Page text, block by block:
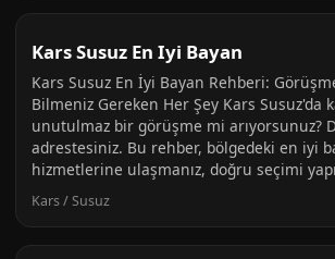
Kars Susuz En Iyi Bayan
Kars Susuz En İyi Bayan Rehberi:
Bilmeniz Gereken Her Şey Kars Susuz'da
unutulmaz bir görüşme mi arıyorsunuz?
adrestesiniz. Bu rehber, bölgedeki en iyi
hizmetlerine ulaşmanız, doğru seçimi
Kars / Susuz